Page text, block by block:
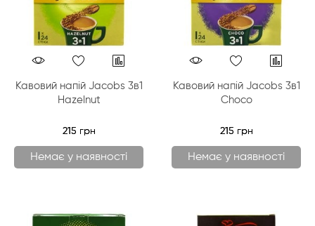
Кавовий напій Jacobs 3в1
Hazelnut
215 грн
Немає у наявності
Кавовий напій Jacobs 3в1
Choco
215 грн
Немає у наявності